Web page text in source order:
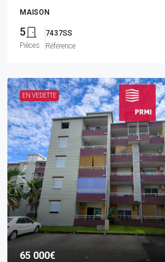
MAISON
5
Pièces
7437SS
Référence
EN VEDETTE
65 000€